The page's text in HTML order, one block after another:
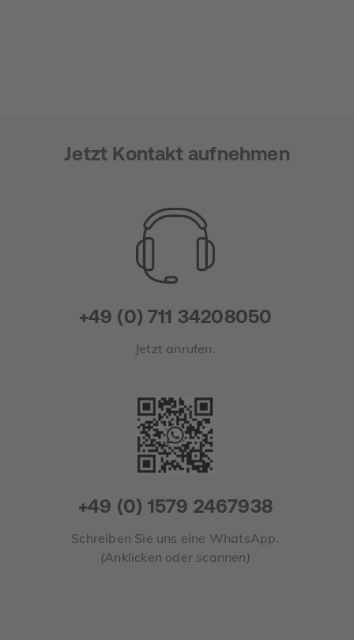
Jetzt Kontakt aufnehmen
+49 (0) 711 34208050
Jetzt anrufen.
+49 (0) 1579 2467938
Schreiben Sie uns eine WhatsApp.
(Anklicken oder scannen)